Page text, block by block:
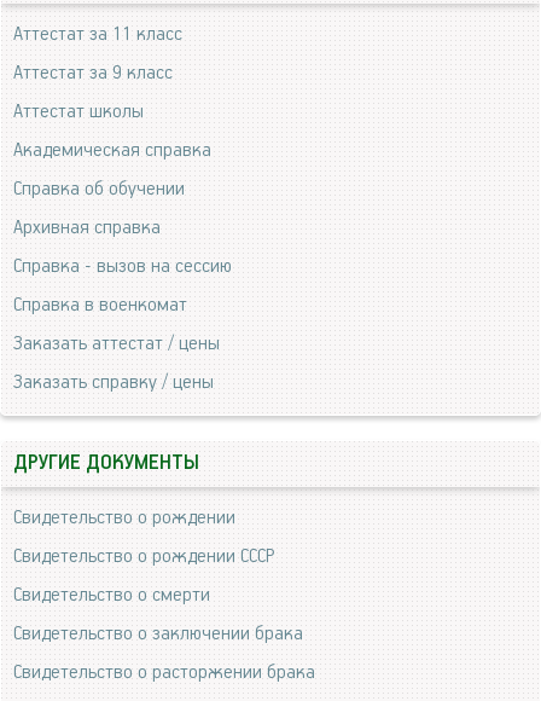
Аттестат за 11 класс
Аттестат за 9 класс
Аттестат школы
Академическая справка
Справка об обучении
Архивная справка
Справка - вызов на сессию
Справка в военкомат
Заказать аттестат / цены
Заказать справку / цены
ДРУГИЕ ДОКУМЕНТЫ
Свидетельство о рождении
Свидетельство о рождении СССР
Свидетельство о смерти
Свидетельство о заключении брака
Свидетельство о расторжении брака